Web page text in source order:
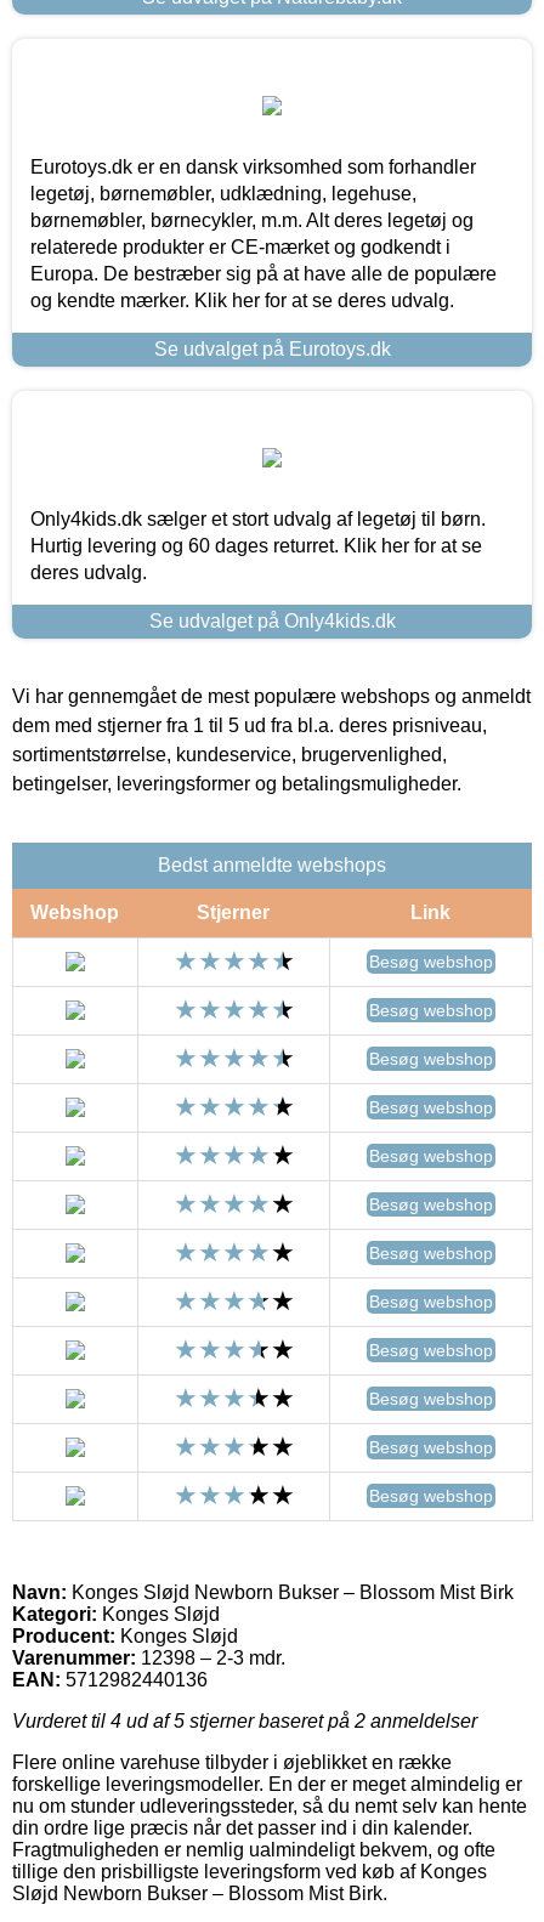
Eurotoys.dk er en dansk virksomhed som forhandler
legetøj, børnemøbler, udklædning, legehuse,
børnemøbler, børnecykler, m.m. Alt deres legetøj og
relaterede produkter er CE-mærket og godkendt i
Europa. De bestræber sig på at have alle de populære
og kendte mærker. Klik her for at se deres udvalg.
Se udvalget på Eurotoys.dk
Only4kids.dk sælger et stort udvalg af legetøj til børn.
Hurtig levering og 60 dages returret. Klik her for at se
deres udvalg.
Se udvalget på Only4kids.dk
Vi har gennemgået de mest populære webshops og anmeldt
dem med stjerner fra 1 til 5 ud fra bl.a. deres prisniveau,
sortimentstørrelse, kundeservice, brugervenlighed,
betingelser, leveringsformer og betalingsmuligheder.
Bedst anmeldte webshops
Webshop Stjerner Link
Besøg webshop
Besøg webshop
Besøg webshop
Besøg webshop
Besøg webshop
Besøg webshop
Besøg webshop
Besøg webshop
Besøg webshop
Besøg webshop
Besøg webshop
Besøg webshop
Navn: Konges Sløjd Newborn Bukser – Blossom Mist Birk
Kategori: Konges Sløjd
Producent: Konges Sløjd
Varenummer: 12398 – 2-3 mdr.
EAN: 5712982440136
Vurderet til 4 ud af 5 stjerner baseret på 2 anmeldelser
Flere online varehuse tilbyder i øjeblikket en række
forskellige leveringsmodeller. En der er meget almindelig er
nu om stunder udleveringssteder, så du nemt selv kan hente
din ordre lige præcis når det passer ind i din kalender.
Fragtmuligheden er nemlig ualmindeligt bekvem, og ofte
tillige den prisbilligste leveringsform ved køb af Konges
Sløjd Newborn Bukser – Blossom Mist Birk.